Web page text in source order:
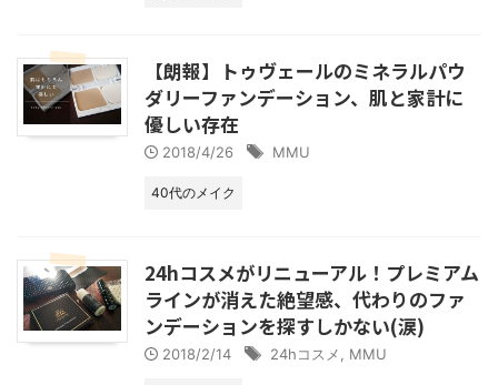
【朗報】トゥヴェールのミネラルパウ
ダリーファンデーション、肌と家計に
優しい存在
2018/4/26 MMU
40代のメイク
24hコスメがリニューアル！プレミアム
ラインが消えた絶望感、代わりのファ
ンデーションを探すしかない(涙)
2018/2/14 24hコスメ MMU